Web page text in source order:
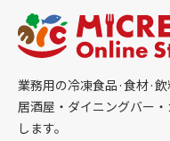
業務用の冷凍食品·食材·
居酒屋・ダイニングバー
します。